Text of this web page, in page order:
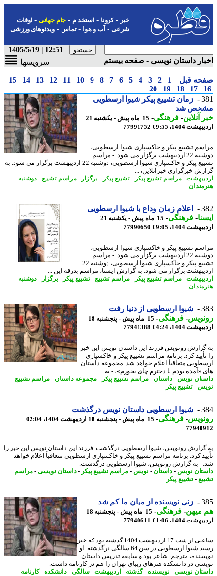
-کرونا-استخدام- جام جهانی-اوقات
شرعی-آب و هوا-تماس-ویدئوهای ورزشی
12:51 | 1405/5/19
داستان نویسی - صفحه بیستم
سرویسها
قبل 1
2
3
4
5
6
7
8
9
10
11
12
13
14
15
17
18
19
20
زمان تشییع پیکر شیوا ارسطویی
شد
آنلاین-فرهنگی-
15 ماه پیش - یکشنبه 21
1404، 09:55
77991752
تشییع پیکر و خاکسپاری شیوا ارسطویی،
دوشنبه 22 اردیبهشت برگزار می شود. - مراسم
تشییع پیکر و خاکسپاری شیوا ارسطویی، دوشنبه 22 اردیبهشت برگزار می شود. به
خبرگزاری خبرآنلاین، ...
-مراسم تشییع پیکر -تشییع پیکر -برگزار - مراسم تشییع-دوشنبه-
اعلام زمان وداع با شیوا ارسطویی
-فرهنگی-
15 ماه پیش - یکشنبه 21
1404، 09:05
77990650
تشییع پیکر و خاکسپاری شیوا ارسطویی،
دوشنبه 22 اردیبهشت برگزار می شود. - مراسم
تشییع پیکر و خاکسپاری شیوا ارسطویی، دوشنبه 22
برگزار می شود. به گزارش ایسنا، مراسم بدرقه این ...
-مراسم تشییع پیکر -مراسم تشییع-تشییع پیکر -برگزار - دوشنبه-
شیوا ارسطویی از دنیا رفت
-فرهنگی-
15 ماه پیش - پنجشنبه 18
1404، 04:24
77941388
رونویس فرزند این داستان نویس این خبر
کرد. برنامه مراسم تشییع پیکر و خاکسپاری
متعاقباً اعلام خواهد شد. مجموعه داستان
«آمده بودم با دخترم چای بخورم»، - به ...
نویس-داستان-مراسم تشییع پیکر -مجموعه داستان-مراسم تشییع-
-تشییع پیکر
شیوا ارسطویی داستان نویس درگذشت
-فرهنگی-15 ماه پیش - پنجشنبه 18 اردیبهشت 1404، 02:04
رونویس، شیوا ارسطویی درگذشت. فرزند این داستان نویس این خبر را
کرد. برنامه مراسم تشییع پیکر و خاکسپاری ارسطویی متعاقباً اعلام خواهد
- به گزارش رونویس، شیوا ارسطویی درگذشت.
نویس-داستان-نویس-مراسم تشییع پیکر -داستان نویسی-مراسم
-تشییع پیکر
زنی نویسنده از میان ما کم شد
میهن-فرهنگی-
15 ماه پیش - پنجشنبه 18
1404، 01:06
77940611
ساعتی از شب 17 اردیبهشت 1404 گذشته بود که خبر
رسید شیوا ارسطویی در سن 64 سالگی درگذشته. او
مترجم، شاعر بود و سابقه تدریس داستان
در دانشکده هنرهای زیبای تهران را هم در کارنامه داشت.
نویسی-نویسنده-گذشته-اردیبهشت-سالگی-دانشکده-کارنامه